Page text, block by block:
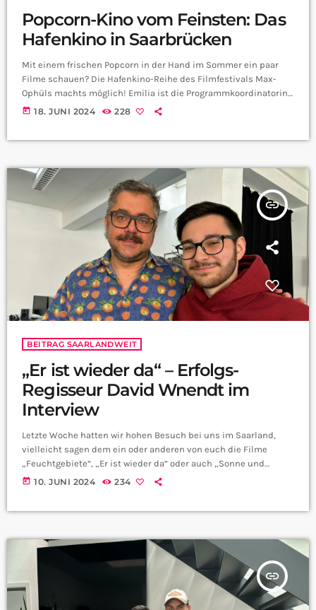
Popcorn-Kino vom Feinsten: Das
Hafenkino in Saarbrücken
Mit einem frischen Popcorn in der Hand im Sommer ein paar
Filme schauen? Die Hafenkino-Reihe des Filmfestivals Max-
Ophüls machts möglich! Emilia ist die Programmkoordinatorin
beim Max-Ophüls-Preis und hat uns mal verraten, warum ihr
today 18. JUNI 2024 228
insert_link
BEITRAG SAARLANDWEIT
„Er ist wieder da“ – Erfolgs-
Regisseur David Wnendt im
Interview
Letzte Woche hatten wir hohen Besuch bei uns im Saarland,
vielleicht sagen dem ein oder anderen von euch die Filme
„Feuchtgebiete“, „Er ist wieder da“ oder auch „Sonne und
Beton“ etwas. Die stammen nämlich vom deutschen
today 10. JUNI 2024 234
insert_link